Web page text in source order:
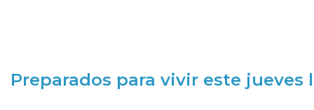
Preparados para vivir este jueves